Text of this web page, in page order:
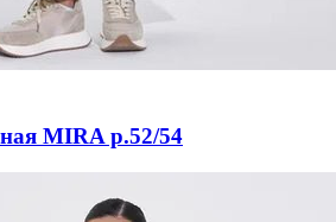
MIRA р.52/54